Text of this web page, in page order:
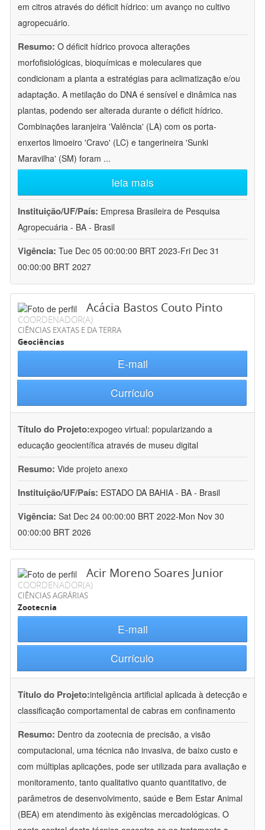
em citros através do déficit hídrico: um avanço no cultivo
agropecuário.
Resumo: O déficit hídrico provoca alterações
morfofisiológicas, bioquímicas e moleculares que
condicionam a planta a estratégias para aclimatização e/ou
adaptação. A metilação do DNA é sensível e dinâmica nas
plantas, podendo ser alterada durante o déficit hídrico.
Combinações laranjeira 'Valência' (LA) com os porta-
enxertos limoeiro 'Cravo' (LC) e tangerineira 'Sunki
Maravilha' (SM) foram ...
leia mais
Instituição/UF/País: Empresa Brasileira de Pesquisa
Agropecuária - BA - Brasil
Vigência: Tue Dec 05 00:00:00 BRT 2023-Fri Dec 31
00:00:00 BRT 2027
Acácia Bastos Couto Pinto
COORDENADOR(A)
CIÊNCIAS EXATAS E DA TERRA
Geociências
E-mail
Currículo
Título do Projeto:expogeo virtual: popularizando a
educação geocientífica através de museu digital
Resumo: Vide projeto anexo
Instituição/UF/País: ESTADO DA BAHIA - BA - Brasil
Vigência: Sat Dec 24 00:00:00 BRT 2022-Mon Nov 30
00:00:00 BRT 2026
Acir Moreno Soares Junior
COORDENADOR(A)
CIÊNCIAS AGRÁRIAS
Zootecnia
E-mail
Currículo
Título do Projeto:inteligência artificial aplicada à detecção e
classificação comportamental de cabras em confinamento
Resumo: Dentro da zootecnia de precisão, a visão
computacional, uma técnica não invasiva, de baixo custo e
com múltiplas aplicações, pode ser utilizada para avaliação e
monitoramento, tanto qualitativo quanto quantitativo, de
parâmetros de desenvolvimento, saúde e Bem Estar Animal
(BEA) em atendimento às exigências mercadológicas. O